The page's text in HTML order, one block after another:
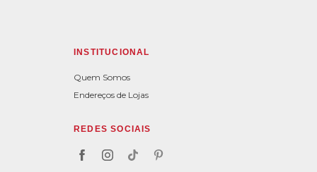
INSTITUCIONAL
Quem Somos
Endereços de Lojas
REDES SOCIAIS